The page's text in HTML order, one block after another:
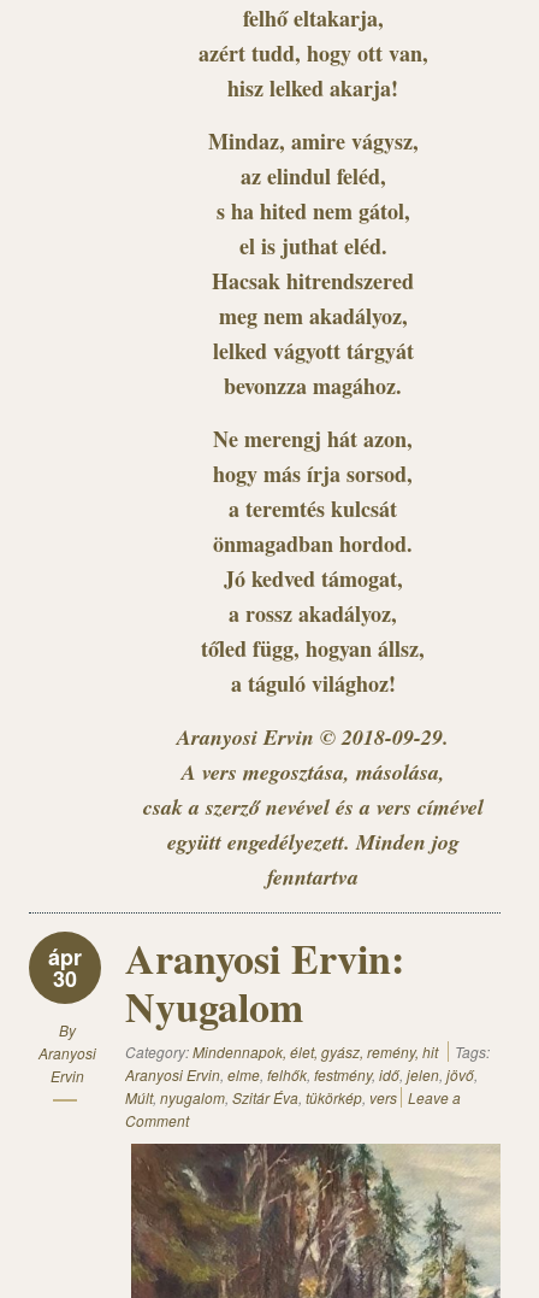
felhő eltakarja,
azért tudd, hogy ott van,
hisz lelked akarja!
Mindaz, amire vágysz,
az elindul feléd,
s ha hited nem gátol,
el is juthat eléd.
Hacsak hitrendszered
meg nem akadályoz,
lelked vágyott tárgyát
bevonzza magához.
Ne merengj hát azon,
hogy más írja sorsod,
a teremtés kulcsát
önmagadban hordod.
Jó kedved támogat,
a rossz akadályoz,
tőled függ, hogyan állsz,
a táguló világhoz!
Aranyosi Ervin © 2018-09-29.
A vers megosztása, másolása,
csak a szerző nevével és a vers címével
együtt engedélyezett. Minden jog
fenntartva
ápr
30
By
Aranyosi
Ervin
Aranyosi Ervin:
Nyugalom
Category:Mindennapok, élet, gyász, remény, hit
Tags:
Aranyosi Ervin, elme, felhők, festmény, idő, jelen, jövő,
Múlt, nyugalom, Szitár Éva, tükörkép, vers Leave a
Comment